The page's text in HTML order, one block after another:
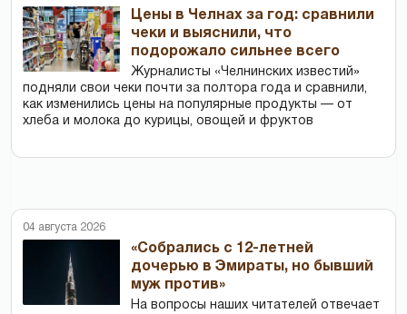
Цены в Челнах за год: сравнили
чеки и выяснили, что
подорожало сильнее всего
Журналисты «Челнинских известий»
подняли свои чеки почти за полтора года и сравнили,
как изменились цены на популярные продукты — от
хлеба и молока до курицы, овощей и фруктов
04 августа 2026
«Собрались с 12-летней
дочерью в Эмираты, но бывший
муж против»
На вопросы наших читателей отвечает